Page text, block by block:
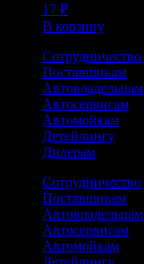
17 ₽
В корзину
Сотрудничество
Поставщикам
Автовладельцам
Автосервисам
Автомойкам
Детейлингу
Дилерам
Сотрудничество
Поставщикам
Автовладельцам
Автосервисам
Автомойкам